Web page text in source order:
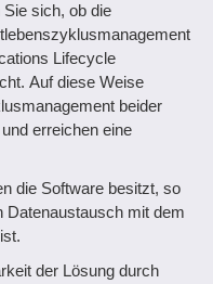
sich, ob die
Lifecycle
Auf diese Weise
beider
erreichen eine
die Software besitzt, so
Datenaustausch mit dem
der Lösung durch